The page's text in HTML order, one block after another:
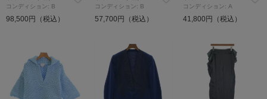
コンディション: B
98,500円（税込）
コンディション: B
57,700円（税込）
コンディション: A
41,800円（税込）